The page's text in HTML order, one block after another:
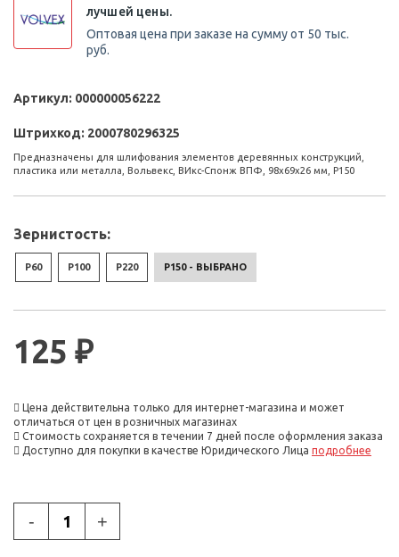
лучшей цены.
Оптовая цена при заказе на сумму от 50 тыс.
руб.
Артикул: 000000056222
Штрихкод: 2000780296325
Предназначены для шлифования элементов деревянных конструкций,
пластика или металла, Вольвекс, ВИкс-Спонж ВПФ, 98х69х26 мм, Р150
Зернистость:
P60 P100 P220 P150 - ВЫБРАНО
125 ₽
Цена действительна только для интернет-магазина и может
отличаться от цен в розничных магазинах
Стоимость сохраняется в течении 7 дней после оформления заказа
Доступно для покупки в качестве Юридического Лица подробнее
- +